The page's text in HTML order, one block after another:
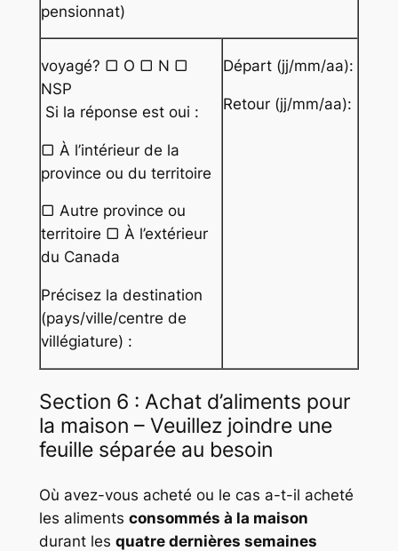
pensionnat)
voyagé? ▢ O ▢ N ▢
NSP
Si la réponse est oui :
▢ À l’intérieur de la
province ou du territoire
▢ Autre province ou
territoire ▢ À l’extérieur
du Canada
Précisez la destination
(pays/ville/centre de
villégiature) :
Départ (jj/mm/aa):
Retour (jj/mm/aa):
Section 6 : Achat d’aliments pour
la maison – Veuillez joindre une
feuille séparée au besoin
Où avez-vous acheté ou le cas a-t-il acheté
les aliments consommés à la maison
durant les quatre dernières semaines